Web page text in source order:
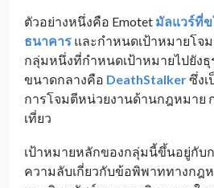
ตัวอย่างหนึ่งคือ Emotet มัลแวร์ที่
ธนาคาร และกำหนดเป้าหมายโจ
กลุ่มหนึ่งที่กำหนดเป้าหมายไปยังธุ
ขนาดกลางคือ DeathStalkerซึ่ง
การโจมตีหน่วยงานด้านกฎหมาย
เที่ยว
เป้าหมายหลักของกลุ่มนี้ขึ้นอยู่กับ
ความลับเกี่ยวกับข้อพิพาททางกฎ